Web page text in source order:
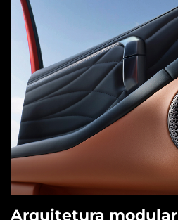
Arquitetura modular